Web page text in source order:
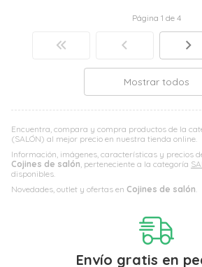
Encuentra, compara y compra productos de la
(SALÓN) al mejor precio en nuestra tienda online.
Información, imágenes, características y precios
Cojines de salón, perteneciente a la categoría
disponibles.
Novedades, outlet y ofertas en Cojines de salón.
Página 1 de 4
Mostrar todos
Envío gratis en